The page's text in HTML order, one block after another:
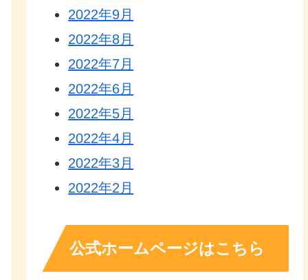
2022年9月
2022年8月
2022年7月
2022年6月
2022年5月
2022年4月
2022年3月
2022年2月
公式ホームページはこちら